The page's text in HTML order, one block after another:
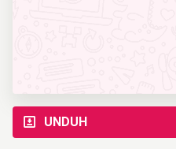
UNDUH